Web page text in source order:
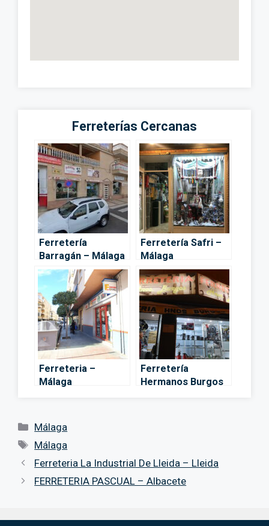
Ferreterías Cercanas
Ferretería
Barragán – Málaga
Ferretería Safri –
Málaga
Ferreteria –
Málaga
Ferretería
Hermanos Burgos
Categorías
Málaga
Etiquetas
Málaga
Ferreteria La Industrial De Lleida – Lleida
FERRETERIA PASCUAL – Albacete